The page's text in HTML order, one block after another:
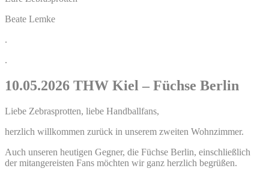
Beate Lemke
.
.
10.05.2026 THW Kiel – Füchse Berlin
Liebe Zebrasprotten, liebe Handballfans,
herzlich willkommen zurück in unserem zweiten Wohnzimmer.
Auch unseren heutigen Gegner, die Füchse Berlin, einschließlich
der mitangereisten Fans möchten wir ganz herzlich begrüßen.